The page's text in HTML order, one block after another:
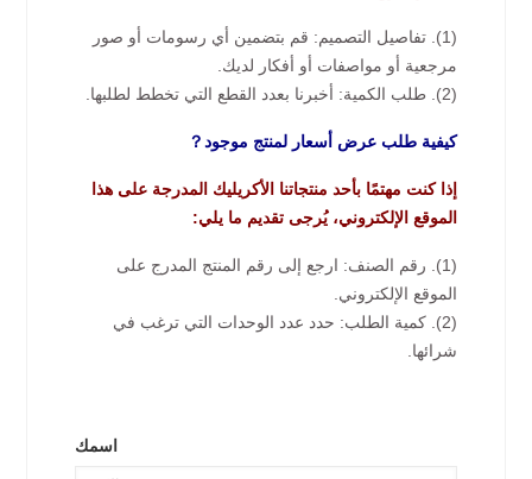
(1). تفاصيل التصميم: قم بتضمين أي رسومات أو صور
مرجعية أو مواصفات أو أفكار لديك.
(2). طلب الكمية: أخبرنا بعدد القطع التي تخطط لطلبها.
كيفية طلب عرض أسعار لمنتج موجود？
إذا كنت مهتمًا بأحد منتجاتنا الأكريليك المدرجة على هذا
الموقع الإلكتروني، يُرجى تقديم ما يلي:
(1). رقم الصنف: ارجع إلى رقم المنتج المدرج على
الموقع الإلكتروني.
(2). كمية الطلب: حدد عدد الوحدات التي ترغب في
شرائها.
اسمك